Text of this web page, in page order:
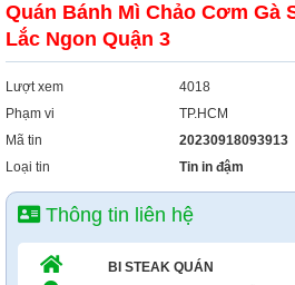
Quán Bánh Mì Chảo Cơm Gà
Lắc Ngon Quận 3
Lượt xem
4018
Phạm vi
TP.HCM
Mã tin
20230918093913
Loại tin
Tin in đậm
Thông tin liên hệ
BI STEAK QUÁN